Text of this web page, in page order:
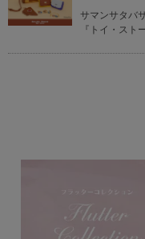
サマンサタバ
『トイ・スト